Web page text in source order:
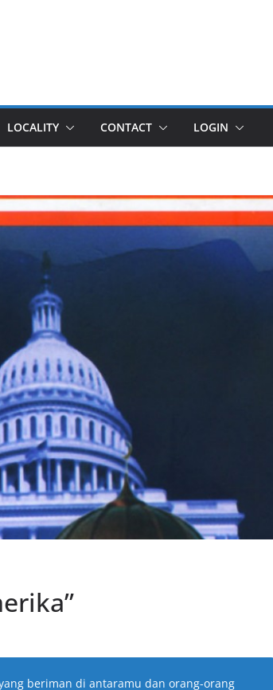
LOCALITY CONTACT LOGIN
beriman di antaramu dan orang-orang